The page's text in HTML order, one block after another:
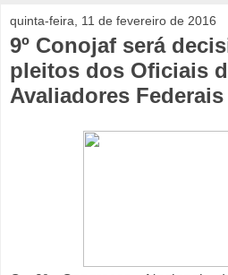
quinta-feira, 11 de fevereiro de 2016
9º Conojaf será
pleitos dos Oficiais
Avaliadores Federais